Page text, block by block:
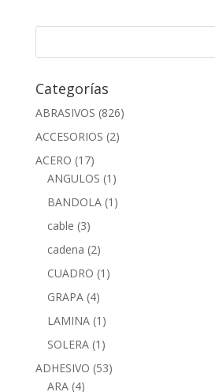
Categorías
ABRASIVOS (826)
ACCESORIOS (2)
ACERO (17)
ANGULOS (1)
BANDOLA (1)
cable (3)
cadena (2)
CUADRO (1)
GRAPA (4)
LAMINA (1)
SOLERA (1)
ADHESIVO (53)
ARA (4)